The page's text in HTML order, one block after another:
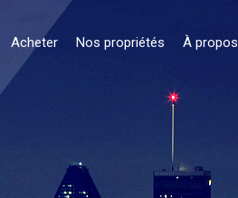
Acheter Nos propriétés À propos